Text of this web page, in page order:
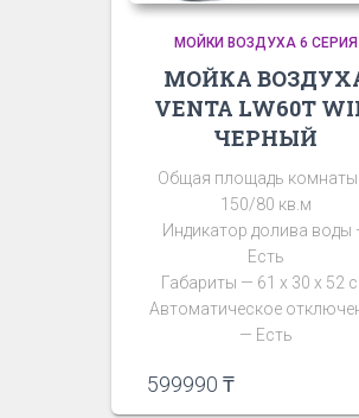
МОЙКИ ВОЗДУХА 6 СЕРИЯ
МОЙКА
VENTA LW60T
ЧЕРНЫЙ
Общая площадь
150/80 кв.м
Индикатор долива воды
Есть
Габариты — 61 х 30 х 52
Автоматическое
— Есть
599990 ₸